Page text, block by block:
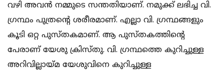
വഴി അവന്‍ നമ്മുടെ സന്തതിയാണ്. നമുക്ക് ലഭിച്ച വി.
ഗ്രന്ഥം പുത്രന്റെ ശരീരമാണ്. എല്ലാ വി. ഗ്രന്ഥങ്ങളും
കൂടി ഒറ്റ പുസ്തകമാണ്. ആ പുസ്തകത്തിന്റെ
പേരാണ് യേശു ക്രിസ്തു. വി. ഗ്രന്ഥത്തെ കുറിച്ചുള്ള
അറിവില്ലായ്മ യേശുവിനെ കുറിച്ചുള്ള